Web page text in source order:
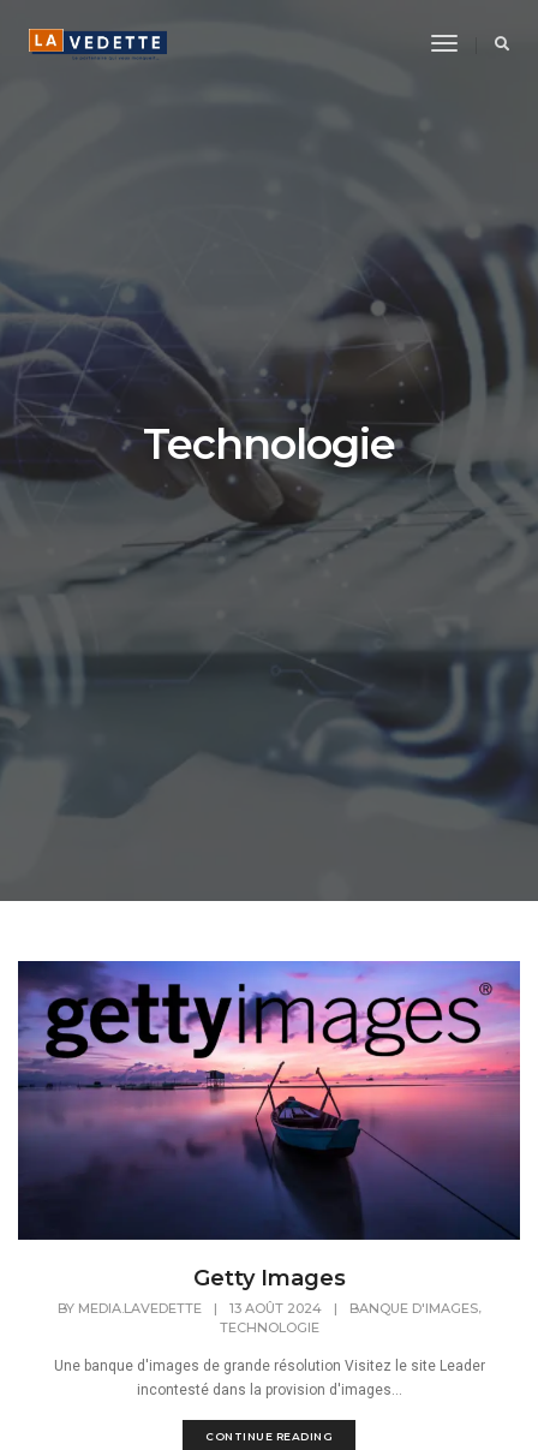
Toggle
Technologie
Getty Images
BY MEDIA.LAVEDETTE | 13 AOÛT 2024 | BANQUE D'IMAGES,
TECHNOLOGIE
Une banque d'images de grande résolution Visitez le site Leader
incontesté dans la provision d'images...
CONTINUE READING